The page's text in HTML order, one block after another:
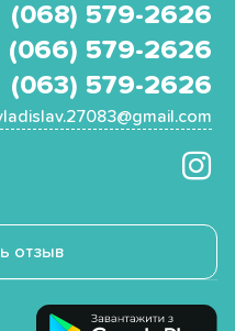
(068) 579-2626
(066) 579-2626
(063) 579-2626
отзыв